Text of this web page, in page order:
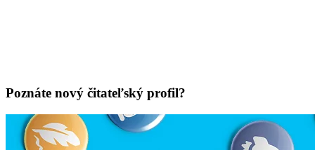
Poznáte nový čitateľský profil?